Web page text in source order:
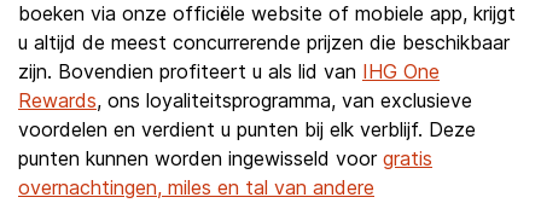
boeken via onze officiële website of mobiele app, krijgt
u altijd de meest concurrerende prijzen die beschikbaar
zijn. Bovendien profiteert u als lid van IHG One
Rewards, ons loyaliteitsprogramma, van exclusieve
voordelen en verdient u punten bij elk verblijf. Deze
punten kunnen worden ingewisseld voor gratis
overnachtingen, miles en tal van andere